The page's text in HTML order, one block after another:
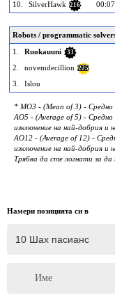
10.
SilverHawk 216
Robots / programmatic
1.
Ruokauuni 33
2. novemdecillion 225
3. Islou
* MO3 - (Mean of 3) - Средно
AO5 - (Average of 5) -
изключение на най-добрия и
AO12 - (Average of 12) -
изключение на най-добрия и
Трябва да сте логнати за да
Намери позицията си в
Име